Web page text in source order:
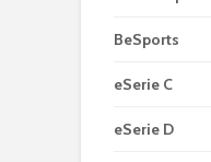
BeSports
eSerie C
eSerie D